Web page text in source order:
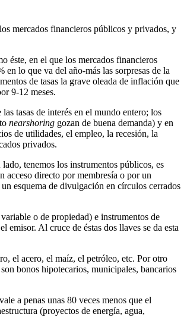
mercados financieros públicos y privados, y
éste, en el que los mercados financieros
lo que va del año-más las sorpresas de la
de tasas la grave oleada de inflación que
9-12 meses.
tasas de interés en el mundo entero; los
nearshoring gozan de buena demanda) y en
de utilidades, el empleo, la recesión, la
privados.
tenemos los instrumentos públicos, es
acceso directo por membresía o por un
esquema de divulgación en círculos cerrados
o de propiedad) e instrumentos de
Al cruce de éstas dos llaves se da esta
el acero, el maíz, el petróleo, etc. Por otro
bonos hipotecarios, municipales, bancarios
a penas unas 80 veces menos que el
(proyectos de energía, agua,